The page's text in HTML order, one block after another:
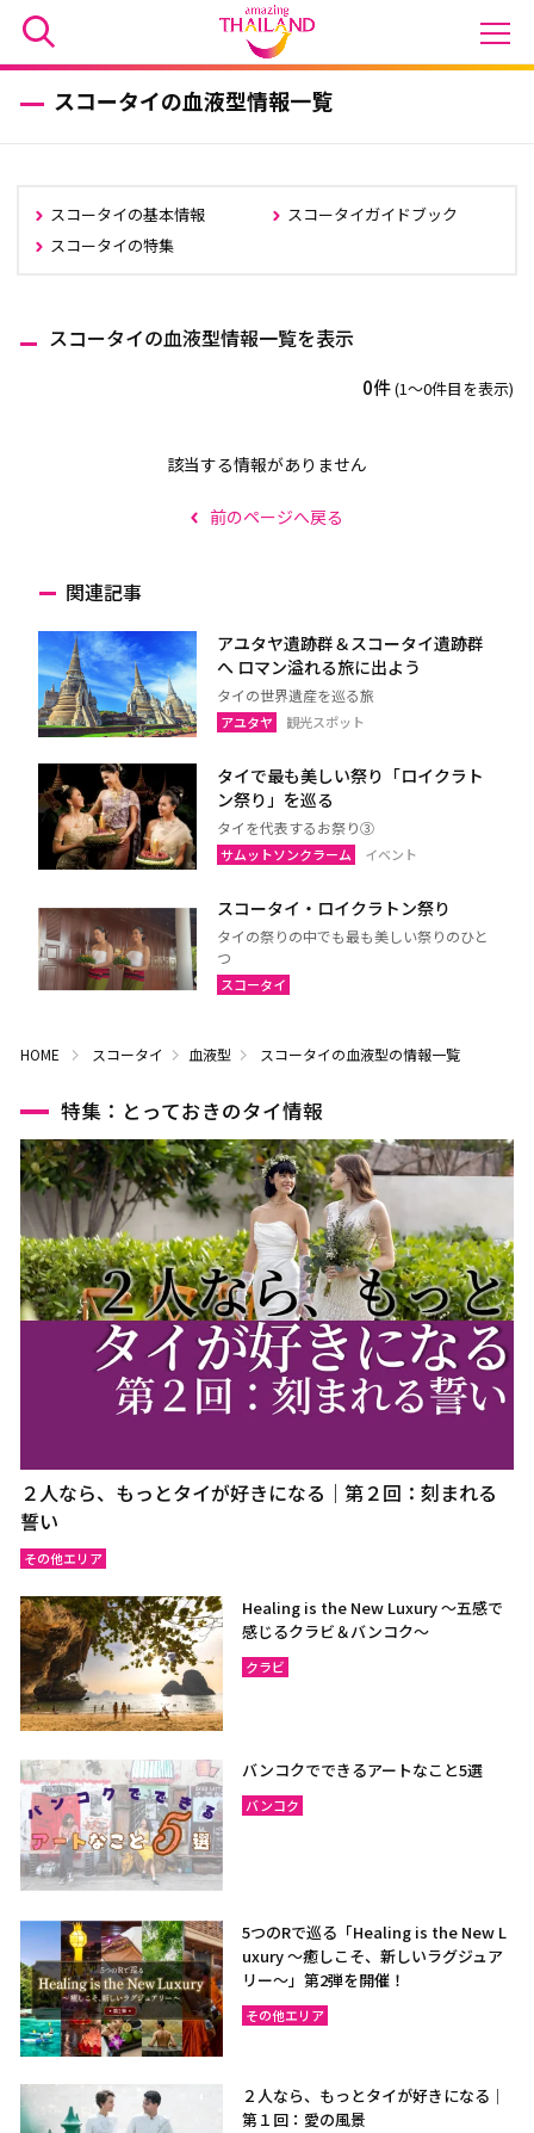
スコータイの血液型情報一覧
スコータイの基本情報
スコータイガイドブック
スコータイの特集
スコータイの血液型情報一覧を表示
0件(1〜0件目を表示)
該当する情報がありません
前のページへ戻る
関連記事
アユタヤ遺跡群＆スコータイ遺跡群
へ ロマン溢れる旅に出よう
タイの世界遺産を巡る旅
アユタヤ 観光スポット
タイで最も美しい祭り「ロイクラト
ン祭り」を巡る
タイを代表するお祭り③
サムットソンクラーム イベント
スコータイ・ロイクラトン祭り
タイの祭りの中でも最も美しい祭りのひと
つ
スコータイ
HOME スコータイ 血液型 スコータイの血液型の情報一覧
特集：とっておきのタイ情報
２人なら、もっとタイが好きになる｜第２回：刻まれる
誓い
その他エリア
Healing is the New Luxury ～五感で
感じるクラビ＆バンコク～
クラビ
バンコクでできるアートなこと5選
バンコク
5つのRで巡る「Healing is the New L
uxury ～癒しこそ、新しいラグジュア
リー〜」第2弾を開催！
その他エリア
２人なら、もっとタイが好きになる｜
第１回：愛の風景